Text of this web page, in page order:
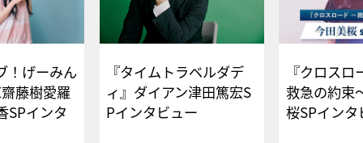
！げーみん
藤樹愛羅
SPインタ
『タイムトラベルダデ
ィ』ダイアン津田篤宏S
Pインタビュー
『クロス
救急の約束
桜SPイ